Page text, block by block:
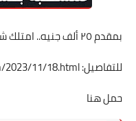
بمقدم ٢٥ ألف جنيه.. امتلك شقة متشطبة بقسط ١٠٠٠ جنيه شهريا
للتفاصيل:2023/11/18.html
حمل هنا